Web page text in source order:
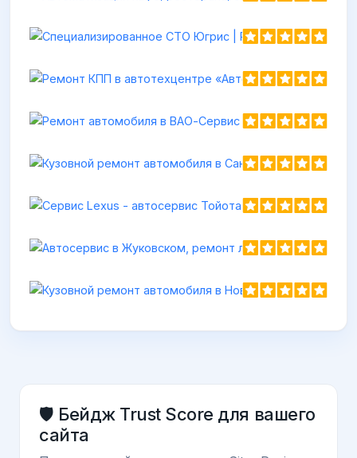
https://
🛡️ Бейдж Trust Score для вашего
сайта